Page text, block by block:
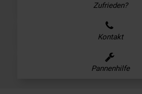
Zufrieden?
Kontakt
Pannenhilfe